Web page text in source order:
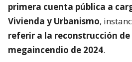
primera cuenta pública a
Vivienda y Urbanismo,
referir a la reconstrucción
megaincendio de 2024.